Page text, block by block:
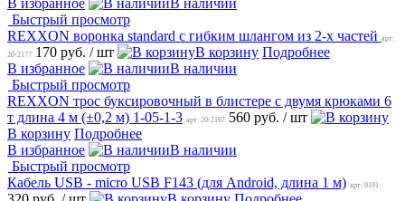
Быстрый просмотр
REXXON воронка standard с гибким шлангом из 2-х частей арт:
20-2177 170 руб. / шт В корзину Подробнее
В избранное
В наличии
Быстрый просмотр
REXXON трос буксировочный в блистере с двумя крюками 6
т длина 4 м (±0,2 м) 1-05-1-3 арт: 20-2167 560 руб. / шт
В корзину Подробнее
В избранное
В наличии
Быстрый просмотр
Кабель USB - micro USB F143 (для Android, длина 1 м) арт: 9191